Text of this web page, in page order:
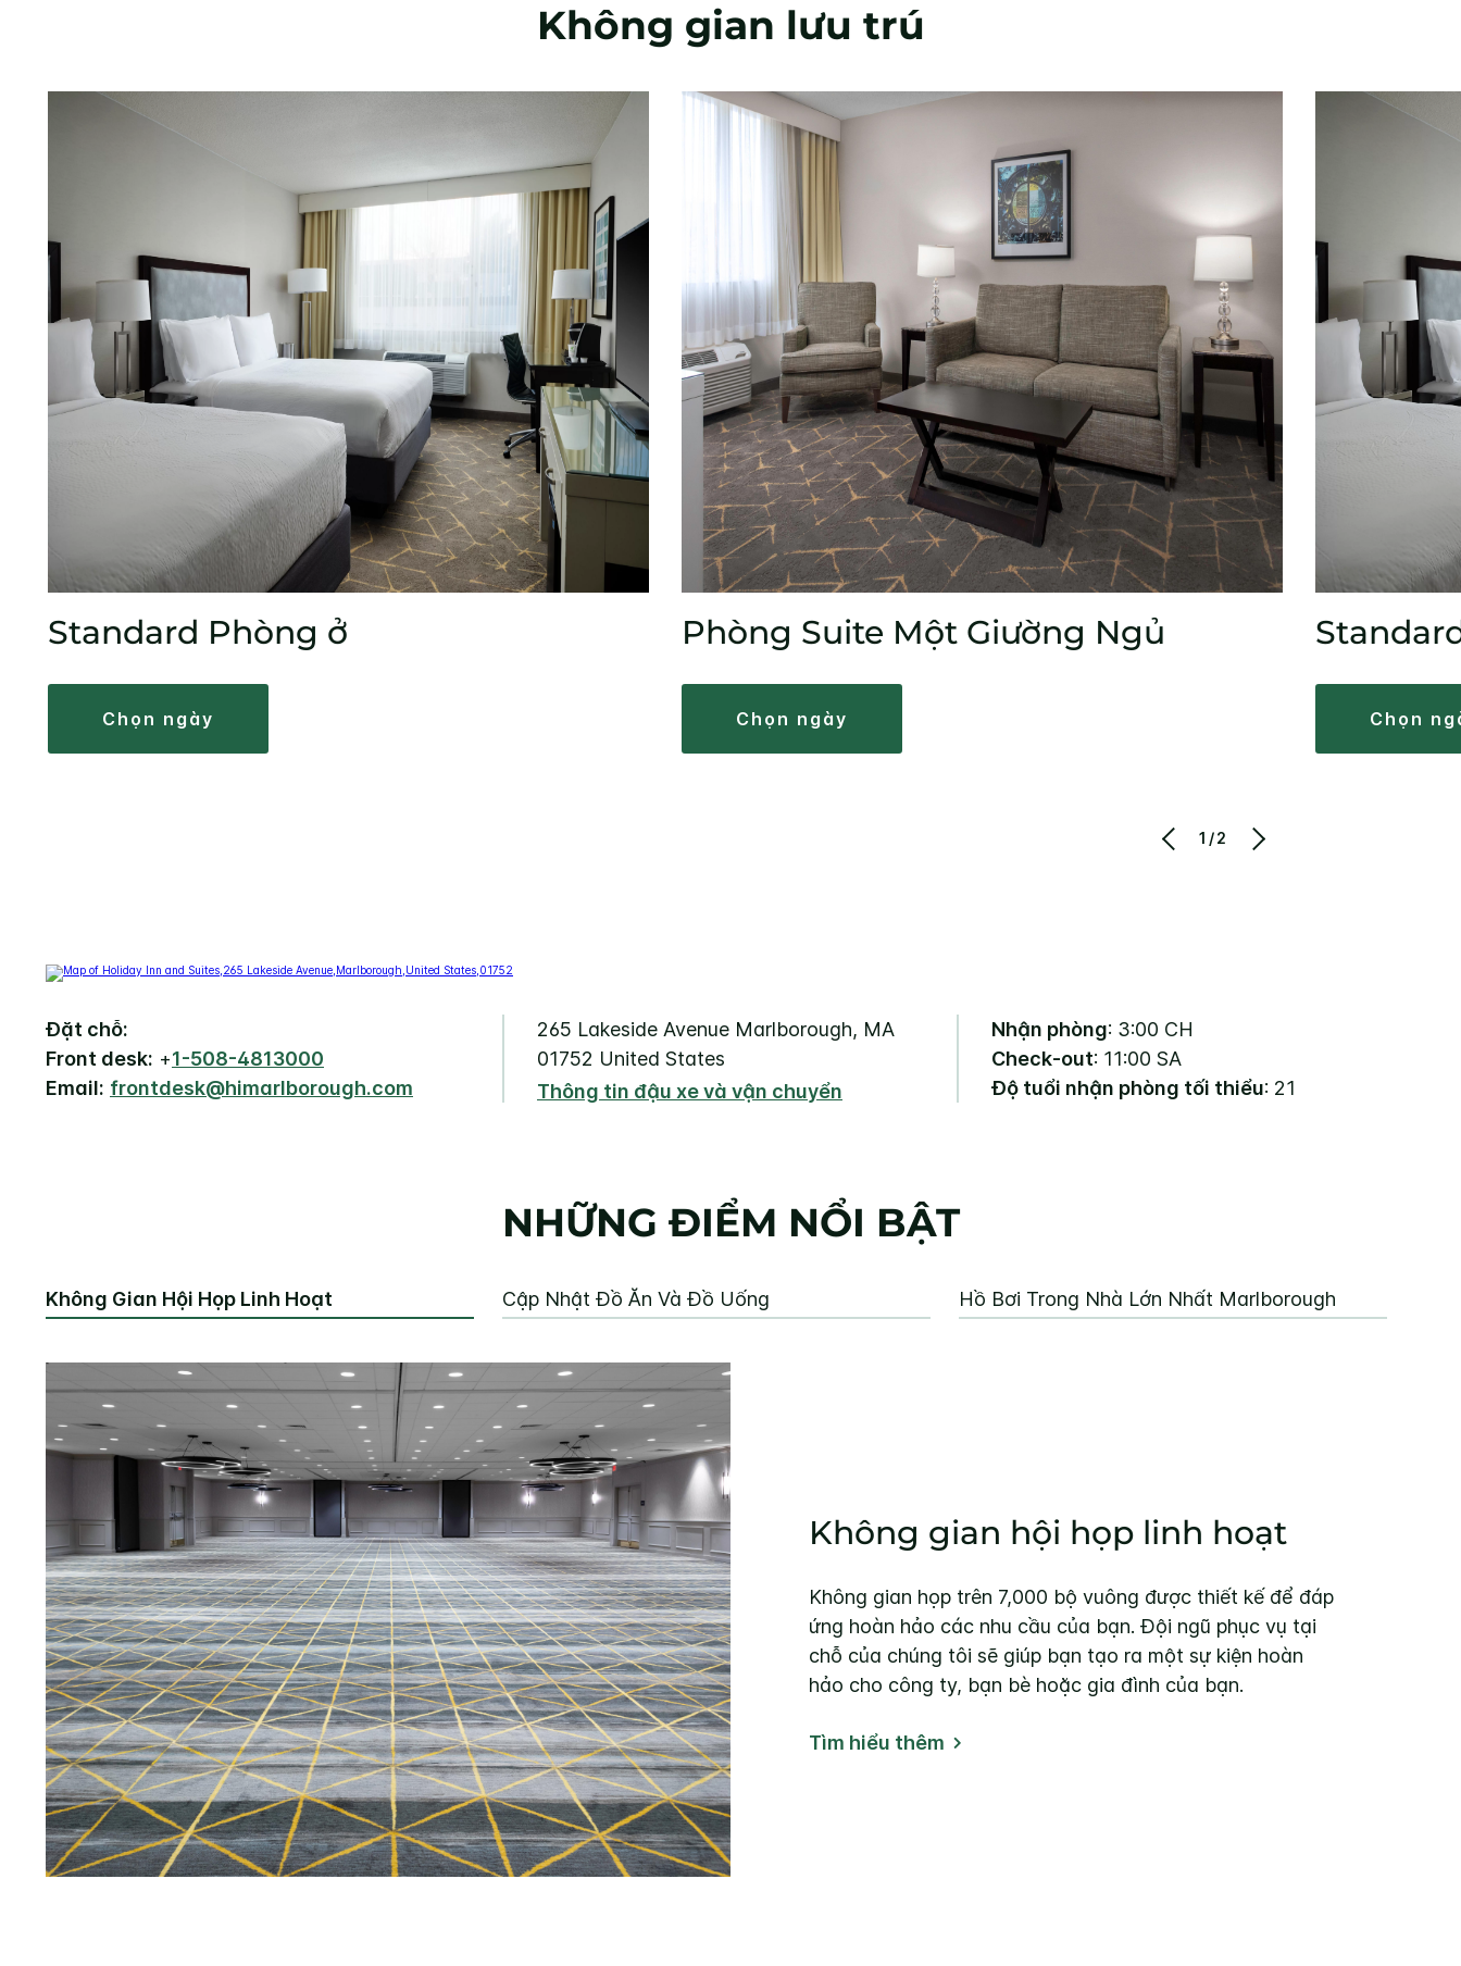
Không gian lưu trú
Standard Phòng ở
chọn ngày
Phòng Suite Một Giường Ngủ
chọn ngày chọn
1/2
Đặt chỗ:
Front desk: +1-508-4813000
Email: frontdesk@himarlborough.com
265 Lakeside Avenue Marlborough, MA
01752 United States
Thông tin đậu xe và vận chuyển
Nhận phòng: 3:00 CH
Check-out: 11:00 SA
Độ tuổi nhận phòng tối thiểu: 21
NHỮNG ĐIỂM NỔI BẬT
Không Gian Hội Họp Linh Hoạt Cập Nhật Đồ Ăn Và Đồ Uống Hồ Bơi Trong Nhà Lớn Nhất Marlborough
Không gian hội họp linh hoạt
Không gian họp trên 7,000 bộ vuông được thiết kế để đáp
ứng hoàn hảo các nhu cầu của bạn. Đội ngũ phục vụ tại
chỗ của chúng tôi sẽ giúp bạn tạo ra một sự kiện hoàn
hảo cho công ty, bạn bè hoặc gia đình của bạn.
Tìm hiểu thêm